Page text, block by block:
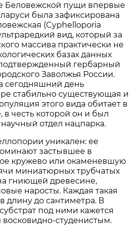
Беловежской пущи впервые
была зафиксирована
(Cyphelloporia
вид, который за
массива практически не
базах данных
гербарный
Заволжья России.
сегодняшний день
стабильно существующая и
этого вида обитает в
честь которой он и был
научный отдел нацпарка.
уникален: ее
застывшее в
кружево или окаменевшую
миниатюрных трубчатых
гниющей древесине,
наросты. Каждая такая
длину до сантиметра. В
под ними кажется
студенистым.